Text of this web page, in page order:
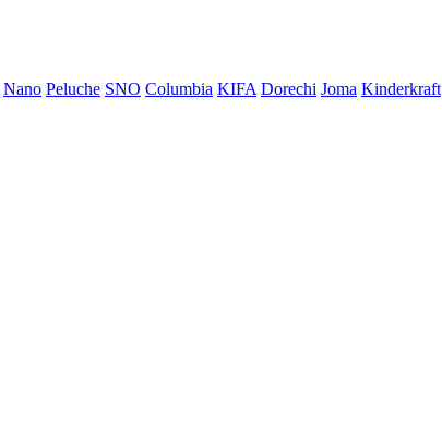
Nano Peluche SNO Columbia KIFA Dorechi Joma Kinderkraft